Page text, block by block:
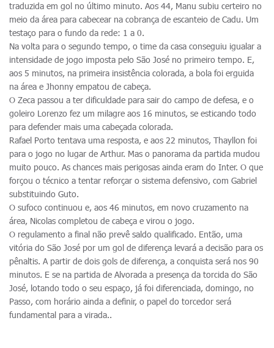
traduzida em gol no último minuto. Aos 44, Manu subiu certeiro no
meio da área para cabecear na cobrança de escanteio de Cadu. Um
testaço para o fundo da rede: 1 a 0.
Na volta para o segundo tempo, o time da casa conseguiu igualar a
intensidade de jogo imposta pelo São José no primeiro tempo. E,
aos 5 minutos, na primeira insistência colorada, a bola foi erguida
na área e Jhonny empatou de cabeça.
O Zeca passou a ter dificuldade para sair do campo de defesa, e o
goleiro Lorenzo fez um milagre aos 16 minutos, se esticando todo
para defender mais uma cabeçada colorada.
Rafael Porto tentava uma resposta, e aos 22 minutos, Thayllon foi
para o jogo no lugar de Arthur. Mas o panorama da partida mudou
muito pouco. As chances mais perigosas ainda eram do Inter. O que
forçou o técnico a tentar reforçar o sistema defensivo, com Gabriel
substituindo Guto.
O sufoco continuou e, aos 46 minutos, em novo cruzamento na
área, Nicolas completou de cabeça e virou o jogo.
O regulamento a final não prevê saldo qualificado. Então, uma
vitória do São José por um gol de diferença levará a decisão para os
pênaltis. A partir de dois gols de diferença, a conquista será nos 90
minutos. E se na partida de Alvorada a presença da torcida do São
José, lotando todo o seu espaço, já foi diferenciada, domingo, no
Passo, com horário ainda a definir, o papel do torcedor será
fundamental para a virada..